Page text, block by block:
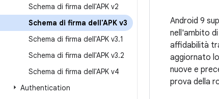
Schema di firma dell'APK v2
Schema di firma dell'APK v3
Schema di firma dell'APK v3.1
Schema di firma dell'APK v3.2
Schema di firma dell'APK v4
Authentication
Android 9
nell'ambito
affidabilità
aggiornato lo
nuove e
prova della